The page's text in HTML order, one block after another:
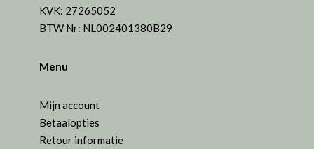
KVK: 27265052
BTW Nr: NL002401380B29
Menu
Mijn account
Betaalopties
Retour informatie